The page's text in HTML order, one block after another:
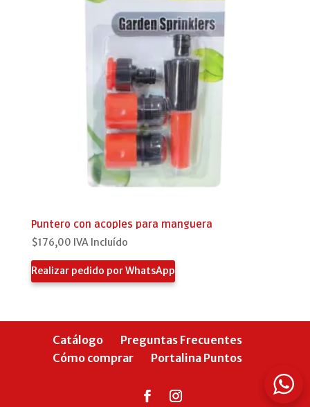
Puntero con acoples para manguera
$176,00 IVA Incluído
Realizar pedido por WhatsApp
Catálogo
Preguntas Frecuentes
Cómo comprar
Portalina Puntos